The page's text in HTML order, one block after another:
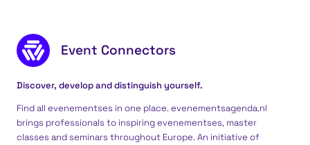
Footer content
Event Connectors
Discover, develop and distinguish yourself.
Find all evenementses in one place. evenementsagenda.nl
brings professionals to inspiring evenementses, master
classes and seminars throughout Europe. An initiative of